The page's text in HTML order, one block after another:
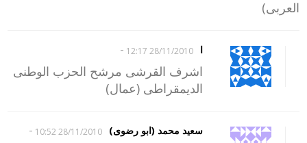
العربى)
ا 28/11/2010 12:17
-
اشرف القرشى مرشح الحزب الوطنى
الديمقراطى (عمال)
سعيد محمد (ابو رضوى) 28/11/2010 10:52
-